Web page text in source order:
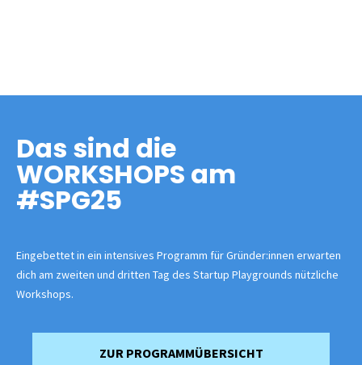
Das sind die
WORKSHOPS am
#SPG25
Eingebettet in ein intensives Programm für Gründer:innen erwarten
dich am zweiten und dritten Tag des Startup Playgrounds nützliche
Workshops.
ZUR PROGRAMMÜBERSICHT